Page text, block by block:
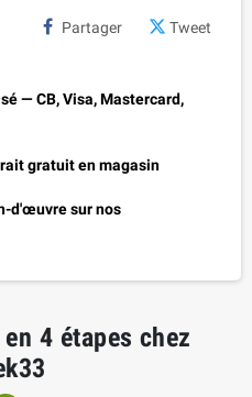
Partager Tweet
— CB, Visa, Mastercard,
gratuit en magasin
d'œuvre sur nos
4 étapes chez